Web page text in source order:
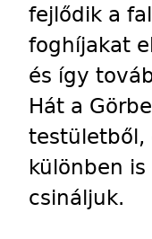
fejlődik a
foghíjakat
és így
Hát a
testületből,
különben
csináljuk.